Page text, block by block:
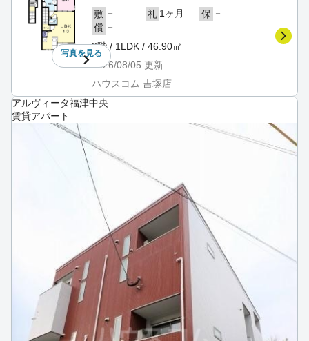
写真を見る
敷 － 礼 1ヶ月 保 －
償 －
2階 / 1LDK / 46.90㎡
2026/08/05 更新
ハウスコム 吉塚店
アルヴィータ福津中央
賃貸アパート